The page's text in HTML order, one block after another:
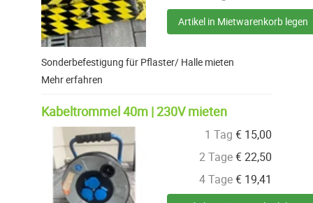
Artikel in Mietwarenkorb legen
Sonderbefestigung für Pflaster/ Halle mieten
Mehr erfahren
Kabeltrommel 40m | 230V mieten
1 Tag € 15,00
2 Tage€22,50
4 Tage€ 19,41